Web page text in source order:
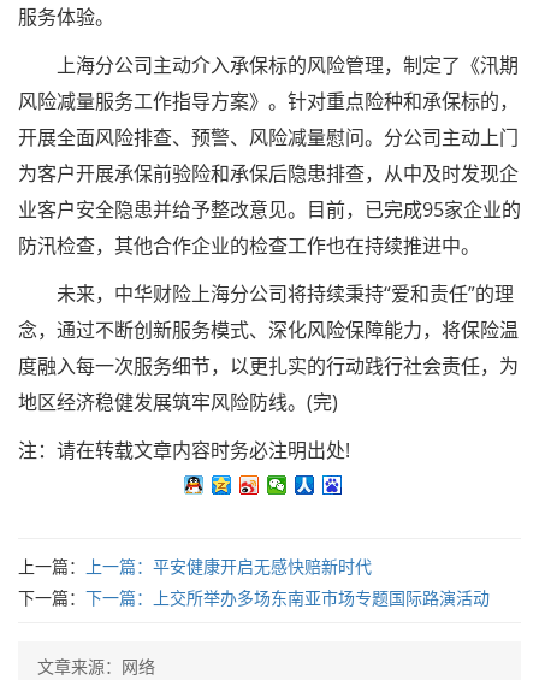
服务体验。
上海分公司主动介入承保标的风险管理，制定了《汛期
风险减量服务工作指导方案》。针对重点险种和承保标的，
开展全面风险排查、预警、风险减量慰问。分公司主动上门
为客户开展承保前验险和承保后隐患排查，从中及时发现企
业客户安全隐患并给予整改意见。目前，已完成95家企业的
防汛检查，其他合作企业的检查工作也在持续推进中。
未来，中华财险上海分公司将持续秉持“爱和责任”的理
念，通过不断创新服务模式、深化风险保障能力，将保险温
度融入每一次服务细节，以更扎实的行动践行社会责任，为
地区经济稳健发展筑牢风险防线。(完)
注：请在转载文章内容时务必注明出处!
上一篇： 上一篇： 平安健康开启无感快赔新时代
下一篇： 下一篇： 上交所举办多场东南亚市场专题国际路演活动
文章来源：网络